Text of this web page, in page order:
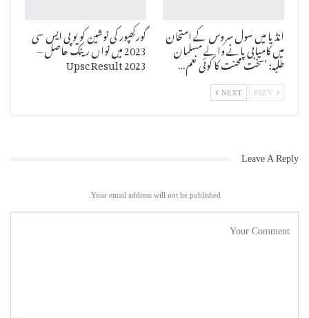
انڈیا میں سول سروس کے امتحان
میں کامیابی پانے والے مسلمان
طلبہ: ’سخت محنت کا کوئی نعم…
گورکھپور کی نوشین کو یو پی ایس سی
2023 میں نواں رینک حاصل –
Upsc Result 2023
NEXT
Leave A Reply
Your email address will not be published.